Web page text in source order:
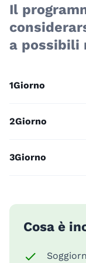
Il
a possibili
1Giorno
2Giorno
3Giorno
Cosa è